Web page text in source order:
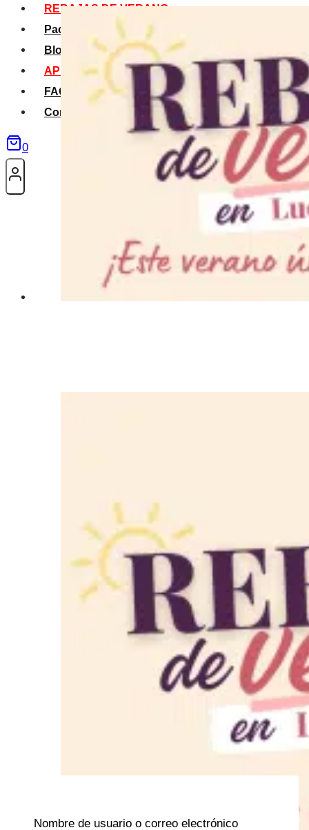
REBAJAS DE VERANO
Packs Verano
Blog
APP La Tribu
FAQS
Contacto
0
Nombre de usuario o correo electrónico